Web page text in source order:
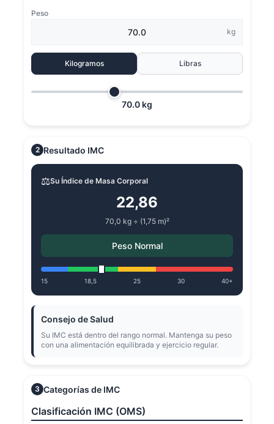
Peso
kg
Kilogramos Libras
70.0 kg
2 Resultado IMC
⚖️Su Índice de Masa Corporal
22,86
70,0 kg ÷ (1,75 m)²
Peso Normal
15 18,5 25 30 40+
Consejo de Salud
Su IMC está dentro del rango normal. Mantenga su peso
con una alimentación equilibrada y ejercicio regular.
3 Categorías de IMC
Clasificación IMC (OMS)